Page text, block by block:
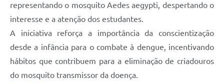
representando o mosquito Aedes aegypti, despertando o
interesse e a atenção dos estudantes.
A iniciativa reforça a importância da conscientização
desde a infância para o combate à dengue, incentivando
hábitos que contribuem para a eliminação de criadouros
do mosquito transmissor da doença.